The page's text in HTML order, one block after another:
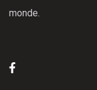
monde.